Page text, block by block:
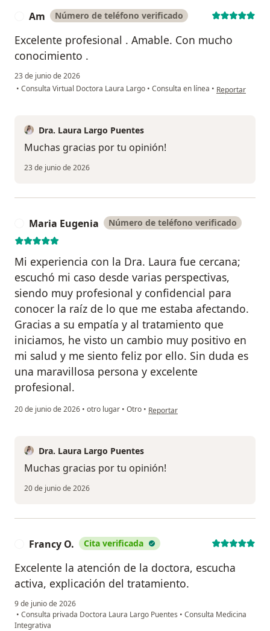
Am Número de teléfono verificado
Excelente profesional . Amable. Con mucho
conocimiento .
23 de junio de 2026
• Consulta Virtual Doctora Laura Largo • Consulta en línea • en opinión del
Reportar
Dra. Laura Largo Puentes
Muchas gracias por tu opinión!
23 de junio de 2026
Maria Eugenia Número de teléfono verificado
Mi experiencia con la Dra. Laura fue cercana;
escuchó mi caso desde varias perspectivas,
siendo muy profesional y confidencial para
conocer la raíz de lo que me estaba afectando.
Gracias a su empatía y al tratamiento que
iniciamos, he visto un cambio muy positivo en
mi salud y me siento feliz por ello. Sin duda es
una maravillosa persona y excelente
profesional.
20 de junio de 2026 • otro lugar • Otro • en opinión del usuario Maria
Reportar
Dra. Laura Largo Puentes
Muchas gracias por tu opinión!
20 de junio de 2026
Francy O. Cita verificada
Excelente la atención de la doctora, escucha
activa, explicación del tratamiento.
9 de junio de 2026
• Consulta privada Doctora Laura Largo Puentes • Consulta Medicina
Integrativa